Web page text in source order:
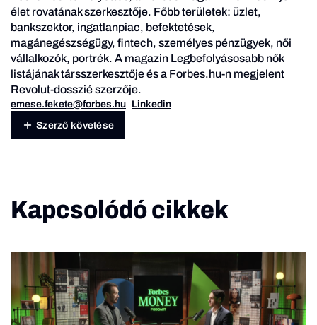
élet rovatának szerkesztője. Főbb területek: üzlet,
bankszektor, ingatlanpiac, befektetések,
magánegészségügy, fintech, személyes pénzügyek, női
vállalkozók, portrék. A magazin Legbefolyásosabb nők
listájának társszerkesztője és a Forbes.hu-n megjelent
Revolut-dosszié szerzője.
emese.fekete@forbes.hu Linkedin
Szerző követése
Kapcsolódó cikkek